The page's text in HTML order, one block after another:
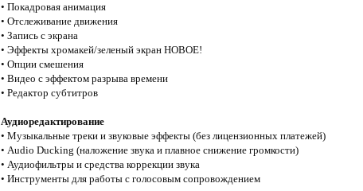
• Покадровая анимация
• Отслеживание движения
• Запись с экрана
• Эффекты хромакей/зеленый экран НОВОЕ!
• Опции смешения
• Видео с эффектом разрыва времени
• Редактор субтитров
Аудиоредактирование
• Музыкальные треки и звуковые эффекты (без лицензионных платежей)
• Audio Ducking (наложение звука и плавное снижение громкости)
• Аудиофильтры и средства коррекции звука
• Инструменты для работы с голосовым сопровождением